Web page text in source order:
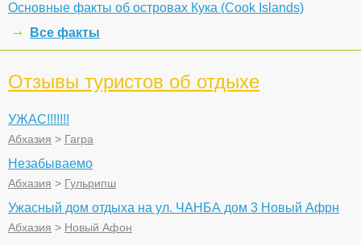
Основные факты об островах Кука (Cook Islands)
Все факты
Отзывы туристов об отдыхе
УЖАС!!!!!!!
Абхазия > Гагра
Незабываемо
Абхазия > Гульрипш
Ужасный дом отдыха на ул. ЧАНБА дом 3 Новый Афрн
Абхазия > Новый Афон